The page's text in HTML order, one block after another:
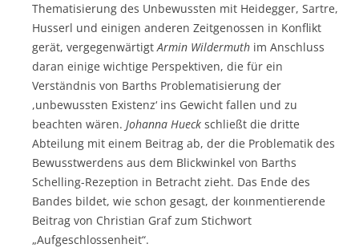
Thematisierung des Unbewussten mit Heidegger, Sartre,
Husserl und einigen anderen Zeitgenossen in Konflikt
gerät, vergegenwärtigtArmin Wildermuth im Anschluss
daran einige wichtige Perspektiven, die für ein
Verständnis von Barths Problematisierung der
,unbewussten Existenz‘ ins Gewicht fallen und zu
beachten wären. Johanna Hueck schließt die dritte
Abteilung mit einem Beitrag ab, der die Problematik des
Bewusstwerdens aus dem Blickwinkel von Barths
Schelling-Rezeption in Betracht zieht. Das Ende des
Bandes bildet, wie schon gesagt, der koınmentierende
Beitrag von Christian Graf zum Stichwort
„Aufgeschlossenheit“.